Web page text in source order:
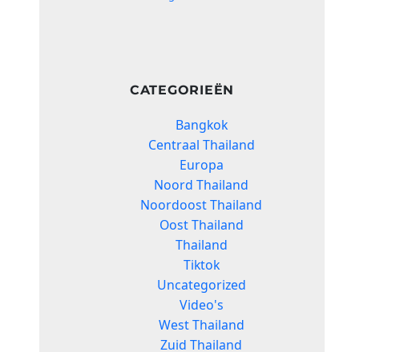
CATEGORIEËN
Bangkok
Centraal Thailand
Europa
Noord Thailand
Noordoost Thailand
Oost Thailand
Thailand
Tiktok
Uncategorized
Video's
West Thailand
Zuid Thailand